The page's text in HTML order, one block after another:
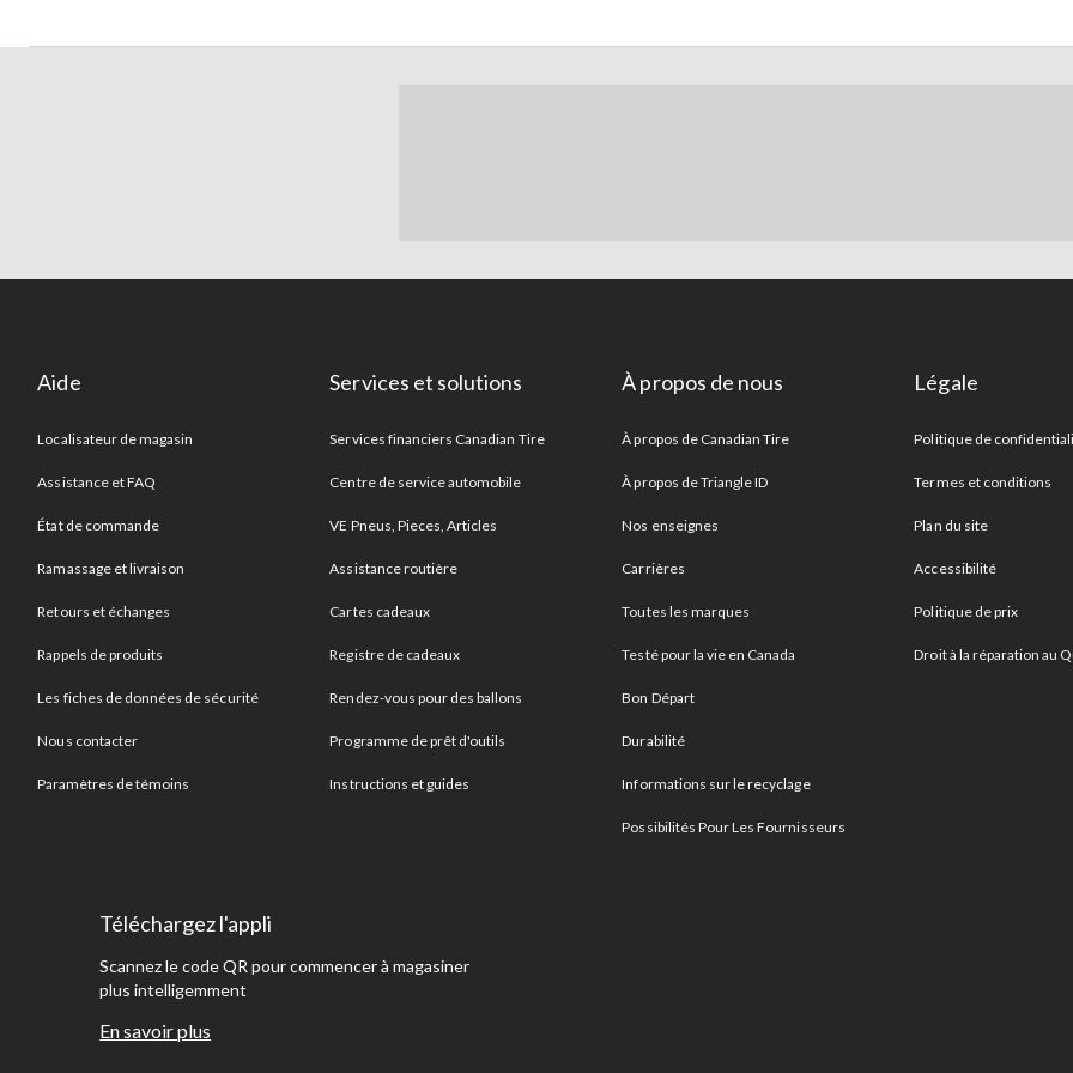
Aide
Localisateur de magasin
Assistance et FAQ
État de commande
Ramassage et livraison
Retours et échanges
Rappels de produits
Les fiches de données de sécurité
Nous contacter
Paramètres de témoins
Services et solutions
Services financiers Canadian Tire
Centre de service automobile
VE Pneus, Pieces, Articles
Assistance routière
Cartes cadeaux
Registre de cadeaux
Rendez-vous pour des ballons
Programme de prêt d'outils
Instructions et guides
À propos de nous
À propos de Canadian Tire
À propos de Triangle ID
Nos enseignes
Carrières
Toutes les marques
Testé pour la vie en Canada
Bon Départ
Durabilité
Informations sur le recyclage
Possibilités Pour Les Fournisseurs
Légale
Politique de
Termes et conditions
Plan du site
Accessibilité
Politique de prix
Droit à la réparation au
Téléchargez l'appli
Scannez le code QR pour commencer à magasiner
plus intelligemment
En savoir plus